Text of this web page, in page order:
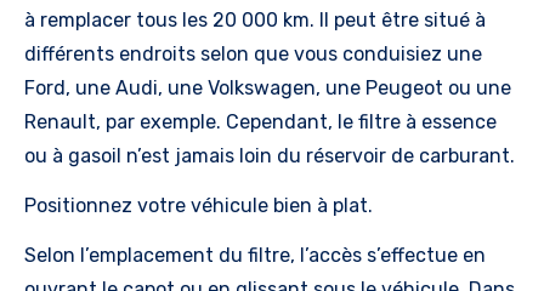
à remplacer tous les 20 000 km. Il peut être situé à
différents endroits selon que vous conduisiez une
Ford, une Audi, une Volkswagen, une Peugeot ou une
Renault, par exemple. Cependant, le filtre à essence
ou à gasoil n’est jamais loin du réservoir de carburant.
Positionnez votre véhicule bien à plat.
Selon l’emplacement du filtre, l’accès s’effectue en